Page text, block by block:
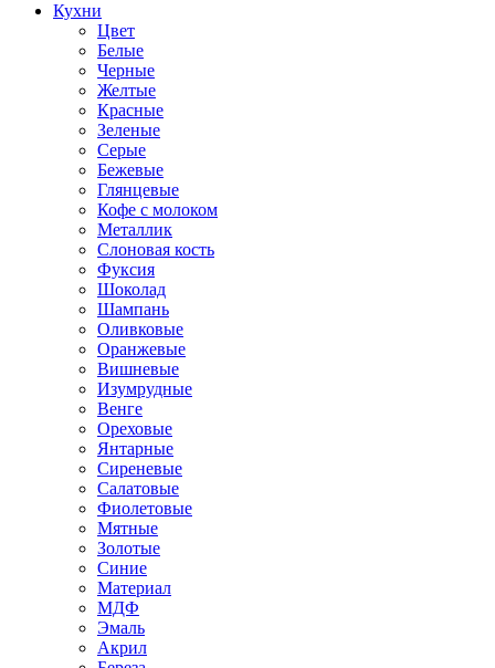
Кухни
Цвет
Белые
Черные
Желтые
Красные
Зеленые
Серые
Бежевые
Глянцевые
Кофе с молоком
Металлик
Слоновая кость
Фуксия
Шоколад
Шампань
Оливковые
Оранжевые
Вишневые
Изумрудные
Венге
Ореховые
Янтарные
Сиреневые
Салатовые
Фиолетовые
Мятные
Золотые
Синие
Материал
МДФ
Эмаль
Акрил